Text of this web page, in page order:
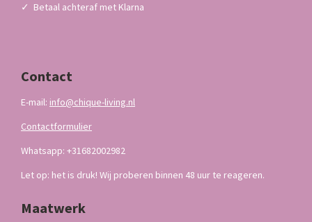
✓ Betaal achteraf met Klarna
Contact
E-mail: info@chique-living.nl
Contactformulier
Whatsapp: +31682002982
Let op: het is druk! Wij proberen binnen 48 uur te reageren.
Maatwerk